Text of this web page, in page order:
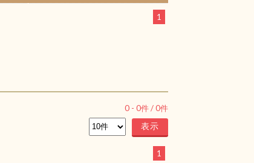
1
0 - 0件 /0件
1